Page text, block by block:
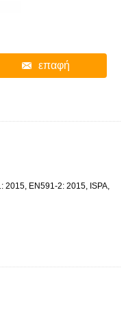
επαφή
2015, EN591-2: 2015, ISPA,